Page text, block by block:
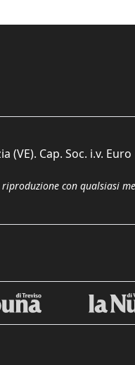
Cap. Soc. i.v. Euro
con qualsiasi